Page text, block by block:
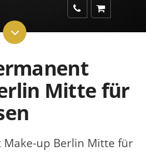
Mitte für
up Berlin Mitte für